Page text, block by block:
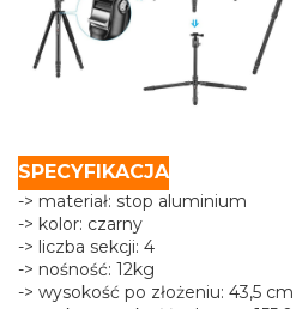
SPECYFIKACJA
-> materiał: stop aluminium
-> kolor: czarny
-> liczba sekcji: 4
-> nośność: 12kg
-> wysokość po złożeniu: 43,5 cm